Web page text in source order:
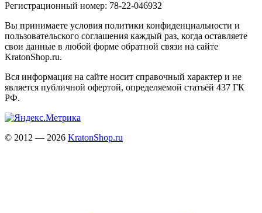
Регистрационный номер: 78-22-046932
Вы принимаете условия политики конфиденциальности и
пользовательского соглашения каждый раз, когда оставляете
свои данные в любой форме обратной связи на сайте
KratonShop.ru.
Вся информация на сайте носит справочный характер и не
является публичной офертой, определяемой статьёй 437 ГК
РФ.
© 2012 — 2026 KratonShop.ru